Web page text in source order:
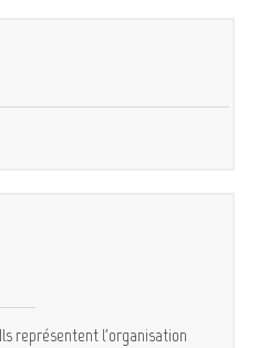
représentent l'organisation